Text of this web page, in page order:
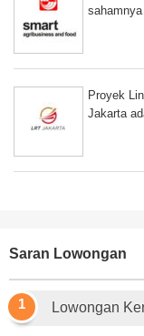
sahamnya
Proyek
Jakarta
Saran Lowongan
Lowongan